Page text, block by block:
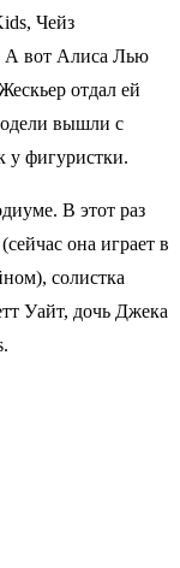
Чейз
А вот Алиса Лью
отдал ей
вышли с
у фигуристки.
В этот раз
она играет в
солистка
Уайт, дочь Джека